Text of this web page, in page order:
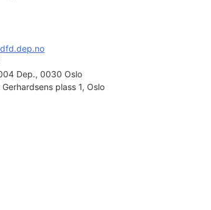
Dep., 0030 Oslo
Gerhardsens plass 1, Oslo